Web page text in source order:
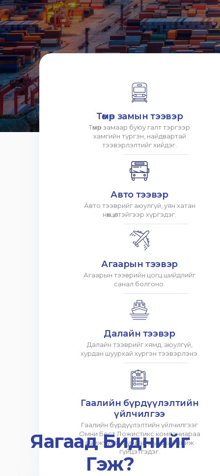
Төмөр замын тээвэр
Төмөр замаар буюу галт тэргээр
хамгийн түргэн, найдвартай
тээвэрлэлтийг хийдэг.
Авто тээвэр
Авто тээврийг аюулгүй, уян хатан
нөхцөлтэйгээр хүргэдэг.
Агаарын тээвэр
Агаарын тээврийн цогц шийдлийг
санал болгоно.
Далайн тээвэр
Далайн тээврийг хямд, аюулгүй,
хурдан шуурхай хүргэн тээвэрлэнэ.
Гаалийн бүрдүүлэлтийн
үйлчилгээ
Гаалийн бүрдүүлэлтийн үйлчилгээг
Омни Бест Ложистикс компаниараа
дамжуулан хурдан шуурхай хийж
гүйцэтгэдэг.
Яагаад Биднийг
Гэж?